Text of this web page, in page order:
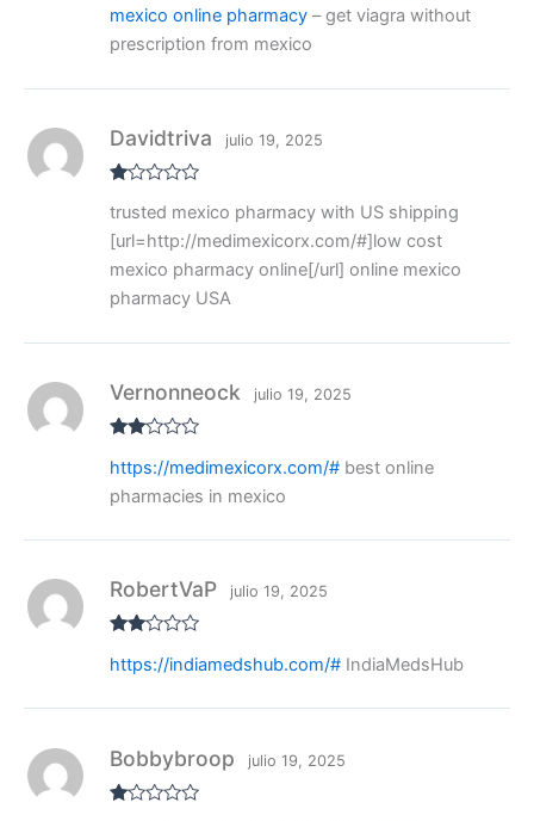
ad
o
co
1
mexico online pharmacy– get viagra without
prescription from mexico
al
or
ad
o
co
n
5
Davidtriva julio 19, 2025
trusted mexico pharmacy with US shipping
[url=http://medimexicorx.com/#]low cost
mexico pharmacy online[/url] online mexico
pharmacy USA
rado
con
2de
Vernonneock julio 19, 2025
https://medimexicorx.com/#best online
pharmacies in mexico
rado
RobertVaP julio 19, 2025
https://indiamedshub.com/#IndiaMedsHub
Bobbybroop julio 19, 2025